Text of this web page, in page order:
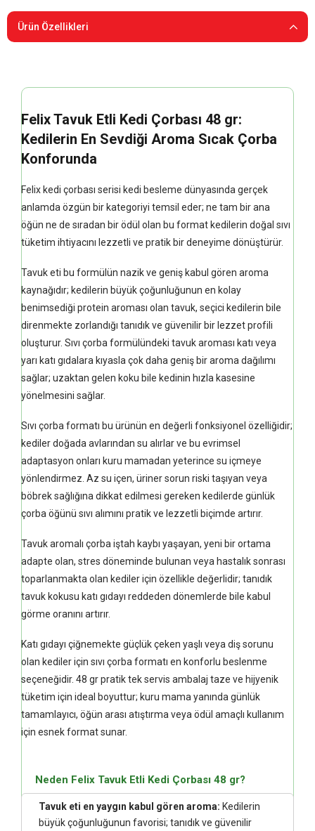
Ürün Özellikleri
Felix Tavuk Etli Kedi Çorbası 48 gr:
Kedilerin En Sevdiği Aroma Sıcak Çorba
Konforunda
Felix kedi çorbası serisi kedi besleme dünyasında gerçek
anlamda özgün bir kategoriyi temsil eder; ne tam bir ana
öğün ne de sıradan bir ödül olan bu format kedilerin doğal sıvı
tüketim ihtiyacını lezzetli ve pratik bir deneyime dönüştürür.
Tavuk eti bu formülün nazik ve geniş kabul gören aroma
kaynağıdır; kedilerin büyük çoğunluğunun en kolay
benimsediği protein aroması olan tavuk, seçici kedilerin bile
direnmekte zorlandığı tanıdık ve güvenilir bir lezzet profili
oluşturur. Sıvı çorba formülündeki tavuk aroması katı veya
yarı katı gıdalara kıyasla çok daha geniş bir aroma dağılımı
sağlar; uzaktan gelen koku bile kedinin hızla kasesine
yönelmesini sağlar.
Sıvı çorba formatı bu ürünün en değerli fonksiyonel özelliğidir;
kediler doğada avlarından su alırlar ve bu evrimsel
adaptasyon onları kuru mamadan yeterince su içmeye
yönlendirmez. Az su içen, üriner sorun riski taşıyan veya
böbrek sağlığına dikkat edilmesi gereken kedilerde günlük
çorba öğünü sıvı alımını pratik ve lezzetli biçimde artırır.
Tavuk aromalı çorba iştah kaybı yaşayan, yeni bir ortama
adapte olan, stres döneminde bulunan veya hastalık sonrası
toparlanmakta olan kediler için özellikle değerlidir; tanıdık
tavuk kokusu katı gıdayı reddeden dönemlerde bile kabul
görme oranını artırır.
Katı gıdayı çiğnemekte güçlük çeken yaşlı veya diş sorunu
olan kediler için sıvı çorba formatı en konforlu beslenme
seçeneğidir. 48 gr pratik tek servis ambalaj taze ve hijyenik
tüketim için ideal boyuttur; kuru mama yanında günlük
tamamlayıcı, öğün arası atıştırma veya ödül amaçlı kullanım
için esnek format sunar.
Neden Felix Tavuk Etli Kedi Çorbası 48 gr?
Tavuk eti en yaygın kabul gören aroma: Kedilerin
büyük çoğunluğunun favorisi; tanıdık ve güvenilir